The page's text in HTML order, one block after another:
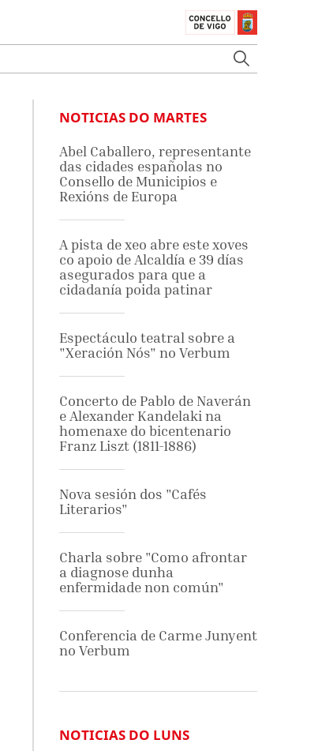
NOTICIAS DO MARTES
Abel Caballero, representante
das cidades españolas no
Consello de Municipios e
Rexións de Europa
A pista de xeo abre este xoves
co apoio de Alcaldía e 39 días
asegurados para que a
cidadanía poida patinar
Espectáculo teatral sobre a
"Xeración Nós" no Verbum
Concerto de Pablo de Naverán
e Alexander Kandelaki na
homenaxe do bicentenario
Franz Liszt (1811-1886)
Nova sesión dos "Cafés
Literarios"
Charla sobre "Como afrontar
a diagnose dunha
enfermidade non común"
Conferencia de Carme Junyent
no Verbum
NOTICIAS DO LUNS